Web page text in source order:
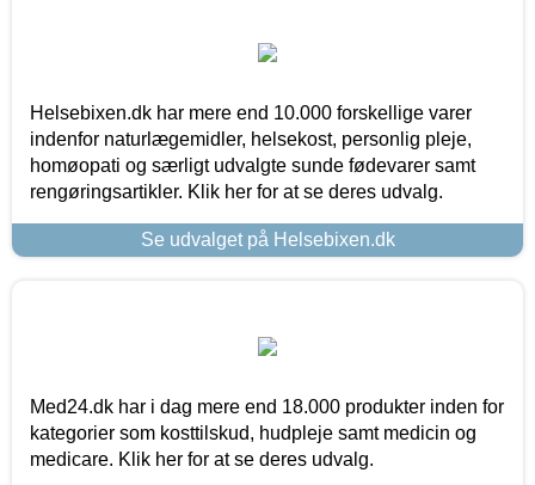
Helsebixen.dk har mere end 10.000 forskellige varer
indenfor naturlægemidler, helsekost, personlig pleje,
homøopati og særligt udvalgte sunde fødevarer samt
rengøringsartikler. Klik her for at se deres udvalg.
Se udvalget på Helsebixen.dk
Med24.dk har i dag mere end 18.000 produkter inden for
kategorier som kosttilskud, hudpleje samt medicin og
medicare. Klik her for at se deres udvalg.